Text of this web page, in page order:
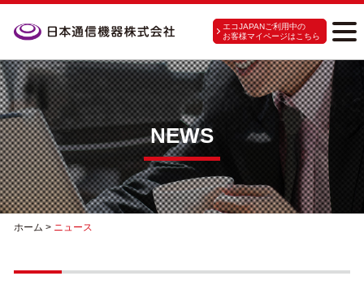
エコJAPANご利用中の
お客様マイページはこちら
NEWS
ホーム > ニュース